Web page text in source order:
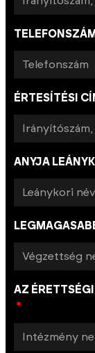
ÉRTESÍTÉSI
ANYJA
AZ